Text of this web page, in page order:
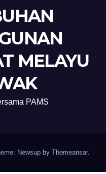
MELAYU
PAMS
Newsup by Themeansar.